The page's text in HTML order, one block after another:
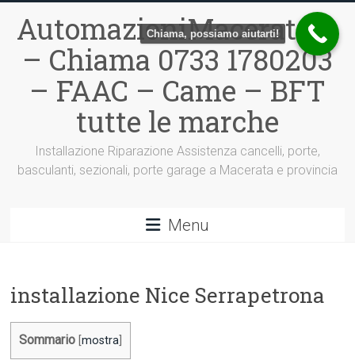
contenuto
AutomazioniMacerata.it
– Chiama 0733 1780203
– FAAC – Came – BFT
tutte le marche
Installazione Riparazione Assistenza cancelli, porte,
basculanti, sezionali, porte garage a Macerata e provincia
Menu
installazione Nice Serrapetrona
Sommario [mostra
Chiama, possiamo aiutarti!